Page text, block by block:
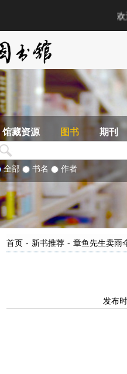
馆藏资源 图书 期刊
全部 书名 作者
首页 - 新书推荐 - 章鱼先生卖雨
发布